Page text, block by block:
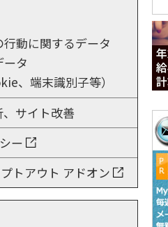
動に関するデータ
タ
、端末識別子等）
サイト改善
ー
トアウト アドオン